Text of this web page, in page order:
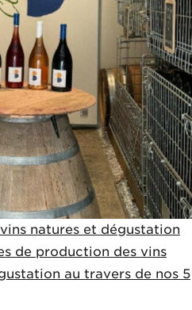
natures et dégustation
de production des vins
au travers de nos 5